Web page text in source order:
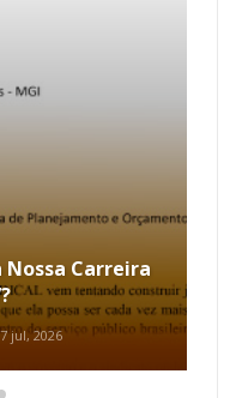
Carreira
jul, 2026